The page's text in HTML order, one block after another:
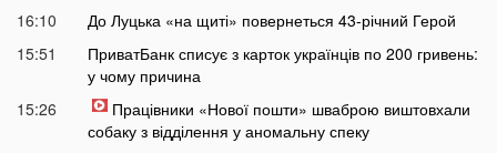
16:10
До Луцька «на щиті» повернеться 43-річний Герой
15:51
ПриватБанк списує з карток українців по 200 гривень:
у чому причина
15:26
Працівники «Нової пошти» шваброю виштовхали
собаку з відділення у аномальну спеку